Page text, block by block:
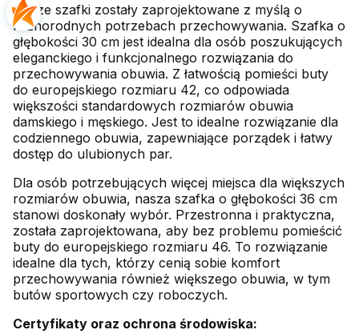
Nasze szafki zostały zaprojektowane z myślą o
różnorodnych potrzebach przechowywania. Szafka o
głębokości 30 cm jest idealna dla osób poszukujących
eleganckiego i funkcjonalnego rozwiązania do
przechowywania obuwia. Z łatwością pomieści buty
do europejskiego rozmiaru 42, co odpowiada
większości standardowych rozmiarów obuwia
damskiego i męskiego. Jest to idealne rozwiązanie dla
codziennego obuwia, zapewniające porządek i łatwy
dostęp do ulubionych par.
Dla osób potrzebujących więcej miejsca dla większych
rozmiarów obuwia, nasza szafka o głębokości 36 cm
stanowi doskonały wybór. Przestronna i praktyczna,
została zaprojektowana, aby bez problemu pomieścić
buty do europejskiego rozmiaru 46. To rozwiązanie
idealne dla tych, którzy cenią sobie komfort
przechowywania również większego obuwia, w tym
butów sportowych czy roboczych.
Certyfikaty oraz ochrona środowiska: